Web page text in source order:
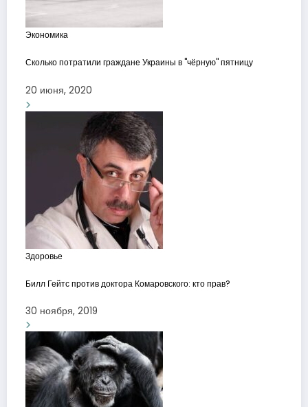
Экономика
Сколько потратили граждане Украины в "чёрную" пятницу
20 июня, 2020
Здоровье
Билл Гейтс против доктора Комаровского: кто прав?
30 ноября, 2019